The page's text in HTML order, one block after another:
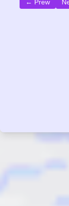
← Prew